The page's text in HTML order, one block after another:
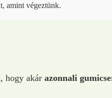
amint végeztünk.
hogy akár azonnali